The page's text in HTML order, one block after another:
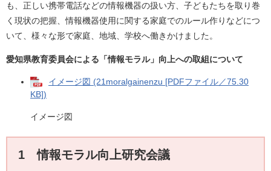
も、正しい携帯電話などの情報機器の扱い方、子どもたちを取り巻
く現状の把握、情報機器使用に関する家庭でのルール作りなどにつ
いて、様々な形で家庭、地域、学校へ働きかけました。
愛知県教育委員会による「情報モラル」向上への取組について
イメージ図 (21moralgainenzu [PDFファイル／75.30
KB])
イメージ図
1 情報モラル向上研究会議